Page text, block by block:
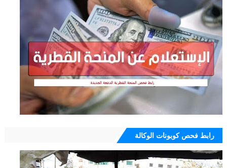
رابط فحص كوبونات الوكالة